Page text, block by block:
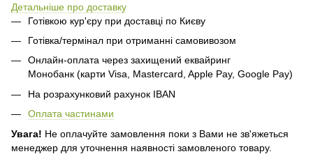
Детальніше про доставку
Готівкою кур'єру при доставці по Києву
Готівка/термінал при отриманні самовивозом
Онлайн-оплата через захищений еквайринг
Монобанк (карти Visa, Mastercard, Apple Pay, Google Pay)
На розрахунковий рахунок IBAN
Оплата частинами
Увага! Не оплачуйте замовлення поки з Вами не зв'яжеться
менеджер для уточнення наявності замовленого товару.